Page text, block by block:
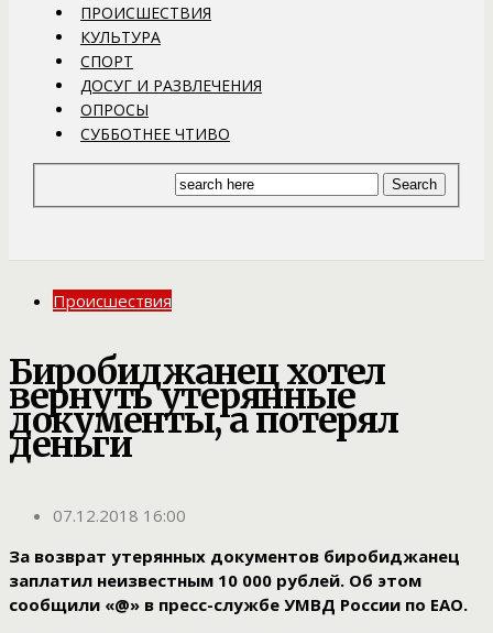
ПРОИСШЕСТВИЯ
КУЛЬТУРА
СПОРТ
ДОСУГ И РАЗВЛЕЧЕНИЯ
ОПРОСЫ
СУББОТНЕЕ ЧТИВО
Происшествия
Биробиджанец хотел
вернуть утерянные
документы, а потерял
деньги
07.12.2018 16:00
За возврат утерянных документов биробиджанец
заплатил неизвестным 10 000 рублей. Об этом
сообщили «@» в пресс-службе УМВД России по ЕАО.